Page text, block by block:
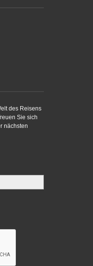
des Reisens
Sie sich
nächsten